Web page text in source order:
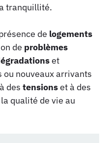
tranquillité.
de logements
de problèmes
et
ou nouveaux arrivants
des tensionset à des
qualité de vie au